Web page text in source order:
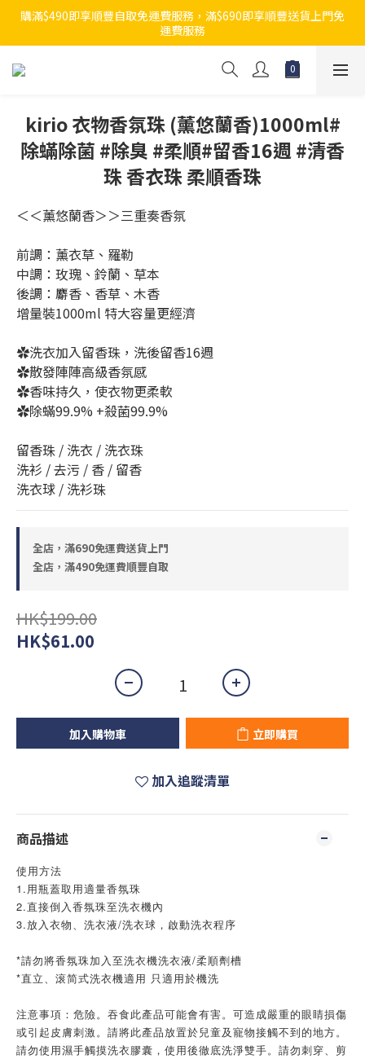
購滿$490即享順豐自取免運費服務，滿$690即享順豐送貨上門免
運費服務
kirio 衣物香氛珠 (薰悠蘭香)1000ml#
除蟎除菌 #除臭 #柔順#留香16週 #清香
珠 香衣珠 柔順香珠
＜＜薰悠蘭香＞＞三重奏香氛
前調：薰衣草、羅勒
中調：玫瑰、鈴蘭、草本
後調：麝香、香草、木香
增量裝1000ml 特大容量更經濟
✿洗衣加入留香珠，洗後留香16週
✿散發陣陣高級香氛感
✿香味持久，使衣物更柔軟
✿除蟎99.9% +殺菌99.9%
留香珠 / 洗衣 / 洗衣珠
洗衫 / 去污 / 香 / 留香
洗衣球 / 洗衫珠
全店，滿690免運費送貨上門
全店，滿490免運費順豐自取
HK$199.00
HK$61.00
加入購物車 立即購買
加入追蹤清單
商品描述
使用方法
1.用瓶蓋取用適量香氛珠
2.直接倒入香氛珠至洗衣機內
3.放入衣物、洗衣液/洗衣球，啟動洗衣程序
*請勿將香氛珠加入至洗衣機洗衣液/柔順劑槽
*直立、滚简式洗衣機適用 只適用於機洗
注意事項：危險。吞食此產品可能會有害。可造成嚴重的眼睛損傷
或引起皮膚刺激。請將此產品放置於兒童及寵物接觸不到的地方。
請勿使用濕手觸摸洗衣膠囊，使用後徹底洗淨雙手。請勿刺穿、剪